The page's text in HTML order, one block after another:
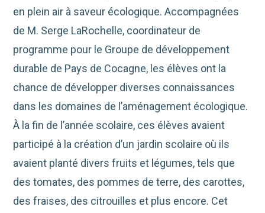
en plein air à saveur écologique. Accompagnées
de M. Serge LaRochelle, coordinateur de
programme pour le Groupe de développement
durable de Pays de Cocagne, les élèves ont la
chance de développer diverses connaissances
dans les domaines de l’aménagement écologique.
À la fin de l’année scolaire, ces élèves avaient
participé à la création d’un jardin scolaire où ils
avaient planté divers fruits et légumes, tels que
des tomates, des pommes de terre, des carottes,
des fraises, des citrouilles et plus encore. Cet